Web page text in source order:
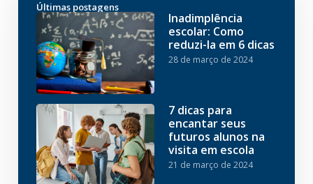
Últimas postagens
Inadimplência
escolar: Como
reduzi-la em 6 dicas
28 de março de 2024
7 dicas para
encantar seus
futuros alunos na
visita em escola
21 de março de 2024